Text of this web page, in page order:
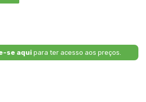
se aquipara ter acesso aos preços.